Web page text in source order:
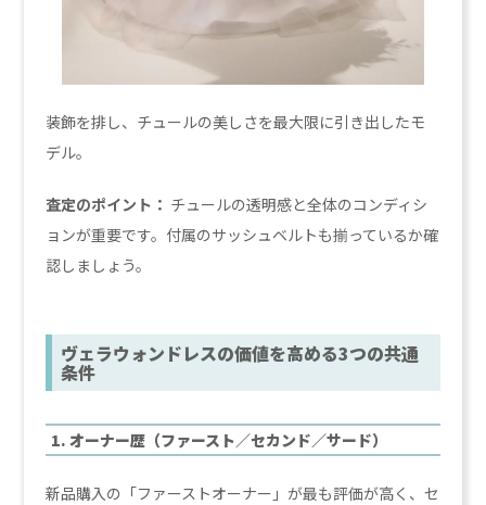
装飾を排し、チュールの美しさを最大限に引き出したモ
デル。
査定のポイント： チュールの透明感と全体のコンディシ
ョンが重要です。付属のサッシュベルトも揃っているか確
認しましょう。
ヴェラウォンドレスの価値を高める3つの共通
条件
1. オーナー歴（ファースト／セカンド／サード）
新品購入の「ファーストオーナー」が最も評価が高く、セ